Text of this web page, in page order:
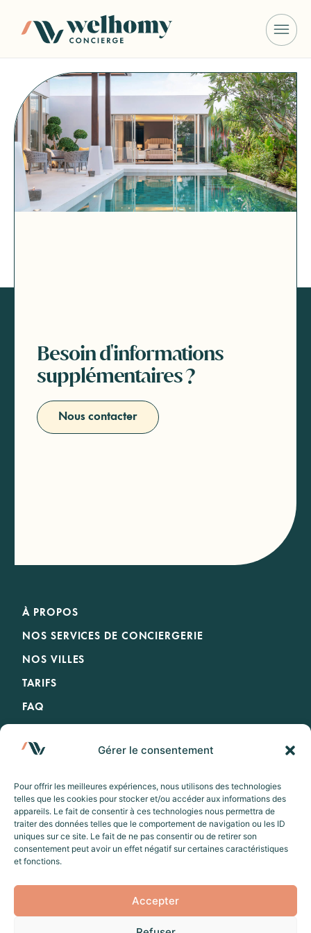
Gérer le consentement
Pour offrir les meilleures expériences, nous utilisons des technologies
telles que les cookies pour stocker et/ou accéder aux informations des
appareils. Le fait de consentir à ces technologies nous permettra de
traiter des données telles que le comportement de navigation ou les ID
uniques sur ce site. Le fait de ne pas consentir ou de retirer son
consentement peut avoir un effet négatif sur certaines caractéristiques
et fonctions.
Accepter
Besoin d'informations
supplémentaires ?
Nous contacter
Voyager
Devenir City Manager
À PROPOS
NOS SERVICES DE CONCIERGERIE
NOS VILLES
TARIFS
FAQ
BLOG